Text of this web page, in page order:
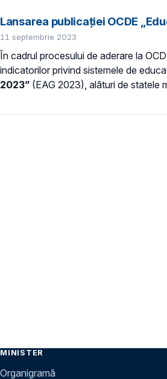
Lansarea publicației OCDE
11 septembrie 2023
În cadrul procesului de aderare la
indicatorilor privind sistemele de
2023” (EAG 2023), alături de statele
MINISTER
Organigramă